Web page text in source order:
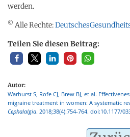
werden.
© Alle Rechte:
Teilen Sie diesen Beitrag:
Autor:
Warhurst S, Rofe CJ, Brew BJ, et al.
migraine treatment in women: A systematic
Cephalalgia. 2018;38(4):754-764. doi:10.1177/